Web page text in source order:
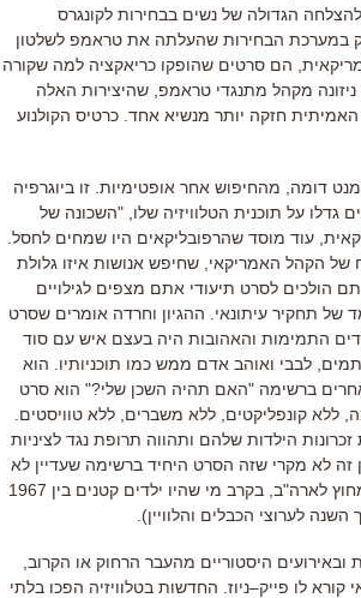
הגדולה של נשים בבחירות לקונגרס
במערכת הבחירות שהעלתה את טראמפ לשלטון
הם סרטים שהופקו כריאקציה למה שקורה
מקהל מתנגדי טראמפ שהיצירות האלה
חזקה יותר מנשיא אחד כרטיס הקולנוע
דומה מהחיפוש אחר אופטימיות זו ביוגרפיה
גדלו על תוכנית הטלוויזיה שלו , "השכונה של
עוד מוסד שהרפובליקאים היו שמחים לחסל
של הקהל האמריקאי שחיפש אנושות איזו גלולת
הולכים לסרט תיעודי אתם מצפים לגילויים
של תחקיר עיתונאי
ההגיון וחרדה אומרים שסרט
התמימות והאהובות היה בעצם איש עם סוד
תמים לבבי ואוהב אדם ממש כמו תוכניותיו . הוא
ברשימה "האם תהיה השכן שלי?" הוא סרט
ללא קונפליקטים ללא משברים ללא טוויסטים
הילדות שלהם ותהווה תרופת נגד לציניות
זה לא מקרי שזה הסרט היחיד ברשימה שעדיין לא
לארה"ב בקרב מי שהיו ילדים קטנים בין 1967
לערוצי הכבלים והלוויין).
ובאירועים היסטוריים מהעבר הרחוק או הקרוב
לו פייק–ניוז החדשות בטלוויזיה הפכו בלתי